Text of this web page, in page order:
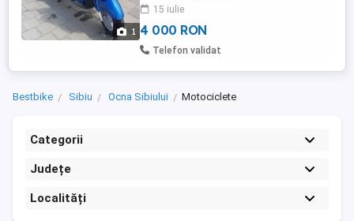
1
15 iulie
4 000 RON
Telefon validat
Bestbike Sibiu Ocna Sibiului Motociclete
Categorii
Județe
Localități